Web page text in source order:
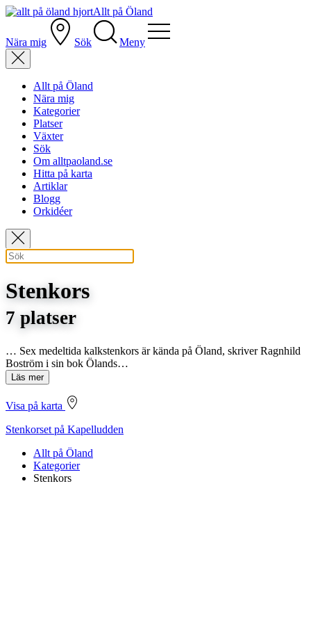
Allt på Öland
Nära mig Sök Meny
Allt på Öland
Nära mig
Kategorier
Platser
Växter
Sök
Om alltpaoland.se
Hitta på karta
Artiklar
Blogg
Orkidéer
Stenkors
7 platser
… Sex medeltida kalkstenkors är kända på Öland, skriver Ragnhild
Boström i sin bok Ölands…
Läs mer
Visa på karta
Stenkorset på Kapelludden
Allt på Öland
Kategorier
Stenkors